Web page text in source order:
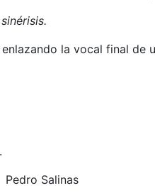
la vocal final de